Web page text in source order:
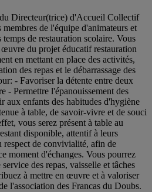
Directeur(trice) d'Accueil Collectif
de l'équipe d'animateurs et
de restauration scolaire. Vous
du projet éducatif restauration
en mettant en place des activités,
des repas et le débarrassage des
- Favoriser la détente entre deux
- Permettre l'épanouissement des
aux enfants des habitudes d'hygiène
à table, de savoir-vivre et de souci
vous serez présent à table au
disponible, attentif à leurs
respect de convivialité, afin de
moment d'échanges. Vous pourrez
des repas, vaisselle et tâches
à mettre en œuvre et à valoriser
l'association des Francas du Doubs.